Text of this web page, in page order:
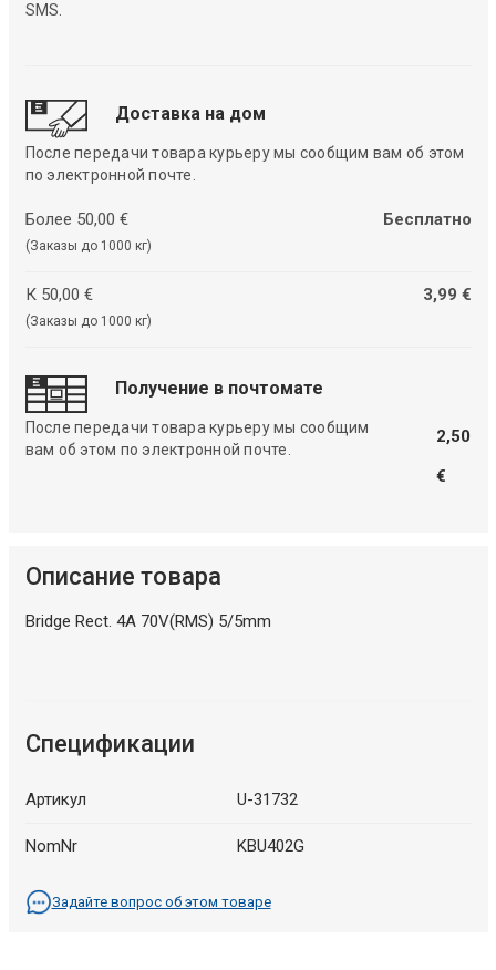
SMS.
Доставка на дом
После передачи товара курьеру мы сообщим вам об этом
по электронной почте.
Более 50,00 €
(Заказы до 1000 кг)
Бесплатно
К 50,00 €
(Заказы до 1000 кг)
3,99 €
Получение в почтомате
После передачи товара курьеру мы сообщим
вам об этом по электронной почте.
2,50
€
Описание товара
Bridge Rect. 4A 70V(RMS) 5/5mm
Спецификации
Артикул U-31732
NomNr KBU402G
Задайте вопрос об этом товаре